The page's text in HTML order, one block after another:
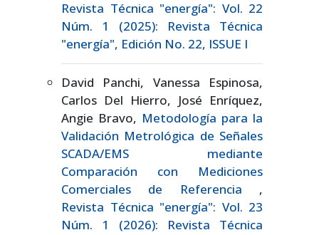
Revista Técnica "energía": Vol. 22
Núm. 1 (2025): Revista Técnica
"energía", Edición No. 22, ISSUE I
David Panchi, Vanessa Espinosa,
Carlos Del Hierro, José Enríquez,
Angie Bravo, Metodología para la
Validación Metrológica de Señales
SCADA/EMS mediante
Comparación con Mediciones
Comerciales de Referencia ,
Revista Técnica "energía": Vol. 23
Núm. 1 (2026): Revista Técnica